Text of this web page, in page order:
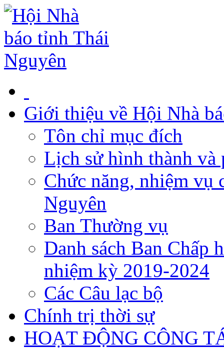
Giới thiệu về Hội Nhà
Tôn chỉ mục đích
Lịch sử hình thành và
Chức năng, nhiệm vụ
Nguyên
Ban Thường vụ
Danh sách Ban Chấp
nhiệm kỳ 2019-2024
Các Câu lạc bộ
Chính trị thời sự
HOẠT ĐỘNG CÔNG